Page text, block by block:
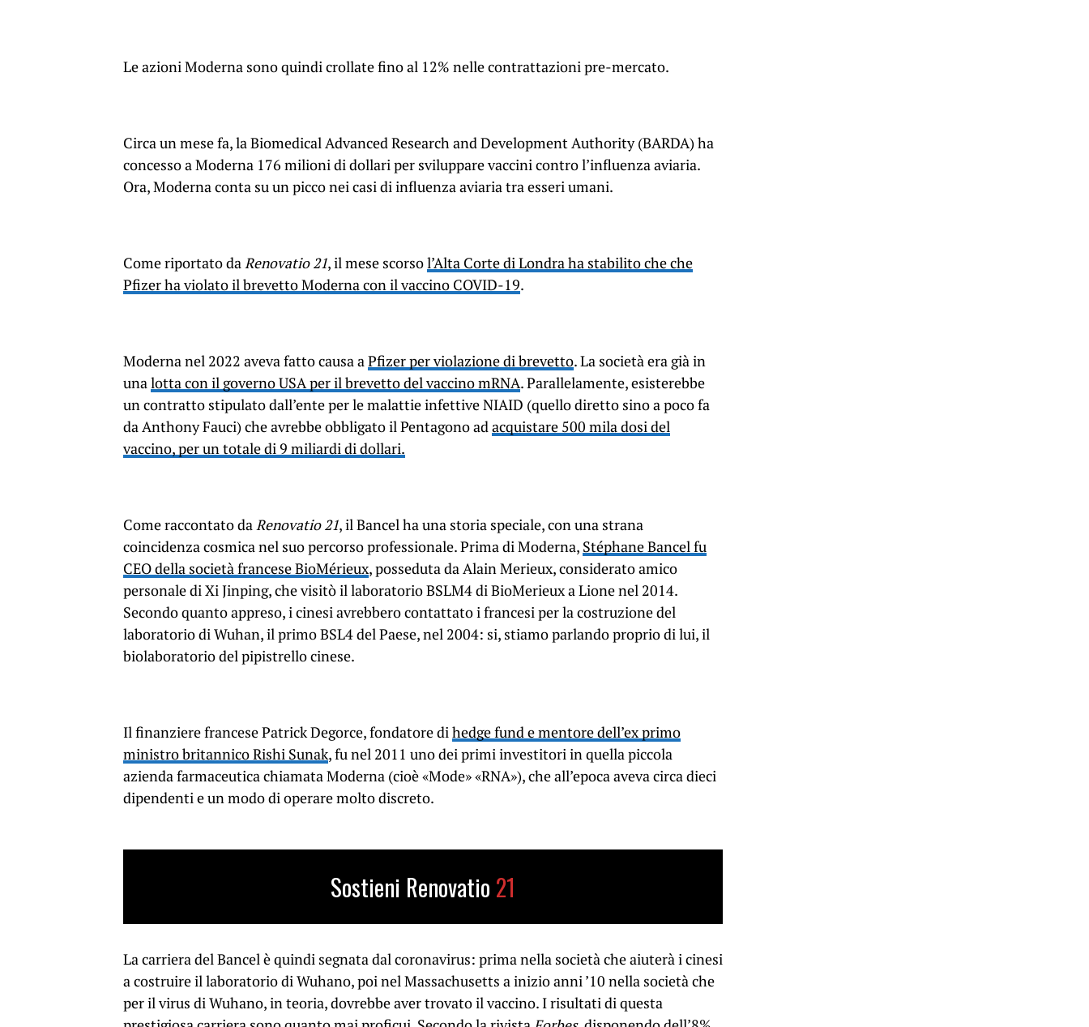
Le azioni Moderna sono quindi crollate fino al 12% nelle contrattazioni pre-mercato.
Circa un mese fa, la Biomedical Advanced Research and Development Authority (BARDA) ha
concesso a Moderna 176 milioni di dollari per sviluppare vaccini contro l’influenza aviaria.
Ora, Moderna conta su un picco nei casi di influenza aviaria tra esseri umani.
Come riportato daRenovatio 21, il mese scorsol’Alta Corte di Londra ha stabilito che che
Pfizer ha violato il brevetto Moderna con il vaccino COVID-19.
Moderna nel 2022 aveva fatto causa aPfizer per violazione di brevetto. La società era già in
unalotta con il governo USA per il brevetto del vaccino mRNA. Parallelamente, esisterebbe
un contratto stipulato dall’ente per le malattie infettive NIAID (quello diretto sino a poco fa
da Anthony Fauci) che avrebbe obbligato il Pentagono adacquistare 500 mila dosi del
vaccino, per un totale di 9 miliardi di dollari.
Come raccontato daRenovatio 21, il Bancel ha una storia speciale, con una strana
coincidenza cosmica nel suo percorso professionale. Prima di Moderna, Stéphane Bancel fu
CEO della società francese BioMérieux, posseduta da Alain Merieux, considerato amico
personale di Xi Jinping, che visitò il laboratorio BSLM4 di BioMerieux a Lione nel 2014.
Secondo quanto appreso, i cinesi avrebbero contattato i francesi per la costruzione del
laboratorio di Wuhan, il primo BSL4 del Paese, nel 2004: si, stiamo parlando proprio di lui, il
biolaboratorio del pipistrello cinese.
Il finanziere francese Patrick Degorce, fondatore dihedge fund e mentore dell’ex primo
ministro britannico Rishi Sunak, fu nel 2011 uno dei primi investitori in quella piccola
azienda farmaceutica chiamata Moderna (cioè «Mode» «RNA»), che all’epoca aveva circa dieci
dipendenti e un modo di operare molto discreto.
Sostieni Renovatio 21
La carriera del Bancel è quindi segnata dal coronavirus: prima nella società che aiuterà i cinesi
a costruire il laboratorio di Wuhano, poi nel Massachusetts a inizio anni ’10 nella società che
per il virus di Wuhano, in teoria, dovrebbe aver trovato il vaccino. I risultati di questa